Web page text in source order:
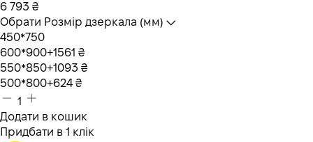
6 793 ₴
Обрати Розмір дзеркала (мм)
450*750
600*900+1561 ₴
550*850+1093 ₴
500*800+624 ₴
1
Додати в кошик
Придбати в 1 клік